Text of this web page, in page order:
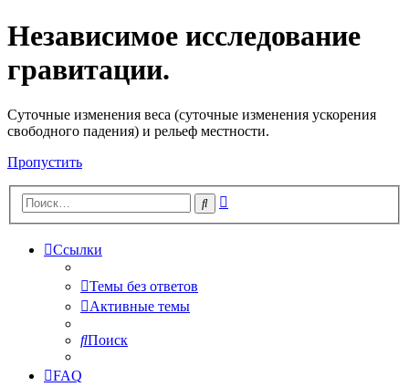
Независимое исследование
гравитации.
Cуточные изменения веса (суточные изменения ускорения
свободного падения) и рельеф местности.
Пропустить
Поиск
Ссылки
Темы без ответов
Активные темы
Поиск
FAQ